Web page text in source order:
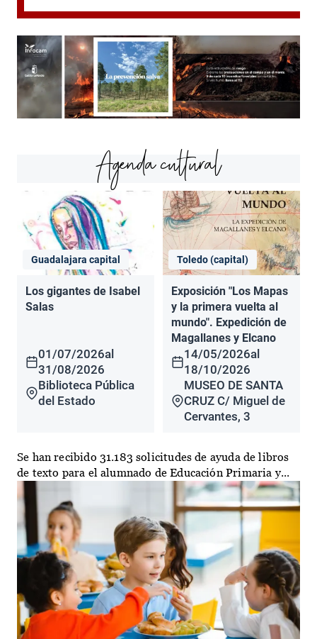
Agenda cultural
Guadalajara capital
Los gigantes de Isabel
Salas
01/07/2026al
31/08/2026
Biblioteca Pública
del Estado
Toledo (capital)
Exposición "Los Mapas
y la primera vuelta al
mundo". Expedición de
Magallanes y Elcano
14/05/2026al
18/10/2026
MUSEO DE SANTA
CRUZ C/ Miguel de
Cervantes, 3
Se han recibido 31.183 solicitudes de ayuda de libros
de texto para el alumnado de Educación Primaria y...